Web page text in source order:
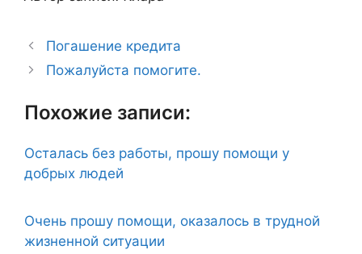
Погашение кредита
Пожалуйста помогите.
Похожие записи:
Осталась без работы, прошу помощи у
добрых людей
Очень прошу помощи, оказалось в трудной
жизненной ситуации